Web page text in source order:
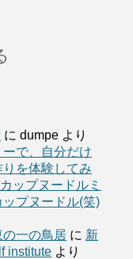
に dumpe より
で、自分だけ
を体験してみ
ップヌードルミ
プヌードル(笑)
一の鳥居 に 新
institute より